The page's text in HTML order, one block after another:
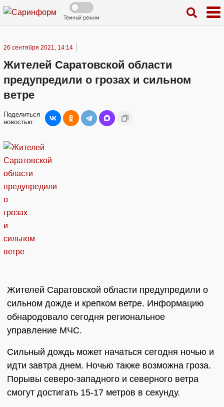
Темный режим
26 сентября 2021, 14:14
Жителей Саратовской области
предупредили о грозах и сильном
ветре
Поделиться
новостью:
Жителей Саратовской области предупредили о
сильном дожде и крепком ветре. Информацию
обнародовало сегодня региональное
управление МЧС.
Сильный дождь может начаться сегодня ночью и
идти завтра днем. Ночью также возможна гроза.
Порывы северо-западного и северного ветра
смогут достигать 15-17 метров в секунду.